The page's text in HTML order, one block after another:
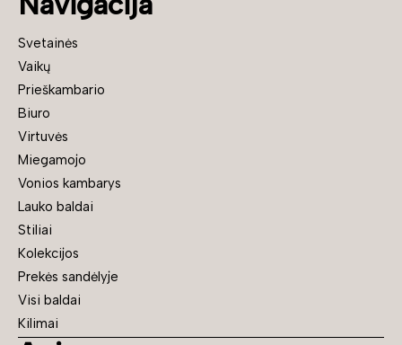
Svetainės
Vaikų
Prieškambario
Biuro
Virtuvės
Miegamojo
Vonios kambarys
Lauko baldai
Stiliai
Kolekcijos
Prekės sandėlyje
Visi baldai
Kilimai